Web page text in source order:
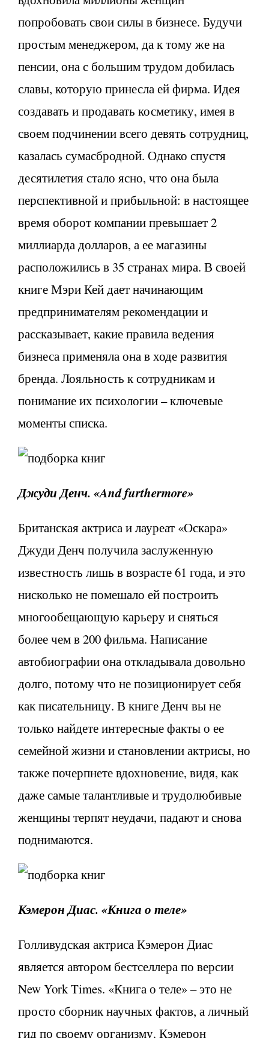
попробовать свои силы в бизнесе. Будучи
простым менеджером, да к тому же на
пенсии, она с большим трудом добилась
славы, которую принесла ей фирма. Идея
создавать и продавать косметику, имея в
своем подчинении всего девять сотрудниц,
казалась сумасбродной. Однако спустя
десятилетия стало ясно, что она была
перспективной и прибыльной: в настоящее
время оборот компании превышает 2
миллиарда долларов, а ее магазины
расположились в 35 странах мира. В своей
книге Мэри Кей дает начинающим
предпринимателям рекомендации и
рассказывает, какие правила ведения
бизнеса применяла она в ходе развития
бренда. Лояльность к сотрудникам и
понимание их психологии – ключевые
моменты списка.
Джуди Денч. «Andfurthermore»
Британская актриса и лауреат «Оскара»
Джуди Денч получила заслуженную
известность лишь в возрасте 61 года, и это
нисколько не помешало ей построить
многообещающую карьеру и сняться
более чем в 200 фильма. Написание
автобиографии она откладывала довольно
долго, потому что не позиционирует себя
как писательницу. В книге Денч вы не
только найдете интересные факты о ее
семейной жизни и становлении актрисы, но
также почерпнете вдохновение, видя, как
даже самые талантливые и трудолюбивые
женщины терпят неудачи, падают и снова
поднимаются.
Кэмерон Диас. «Книга о теле»
Голливудская актриса Кэмерон Диас
является автором бестселлера по версии
New York Times. «Книга о теле» – это не
просто сборник научных фактов, а личный
гид по своему организму. Кэмерон